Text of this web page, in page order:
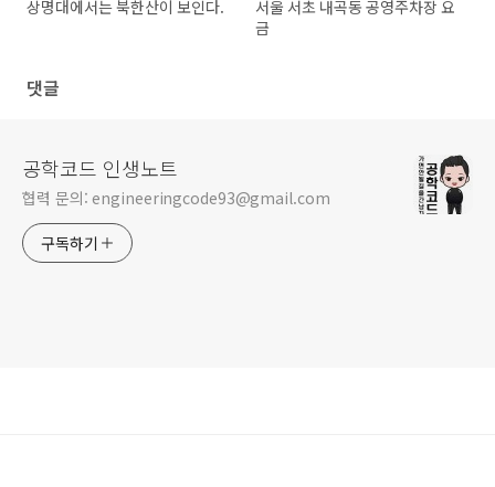
상명대에서는 북한산이 보인다.
서울 서초 내곡동 공영주차장 요
금
댓글
공학코드 인생노트
협력 문의: engineeringcode93@gmail.com
구독하기